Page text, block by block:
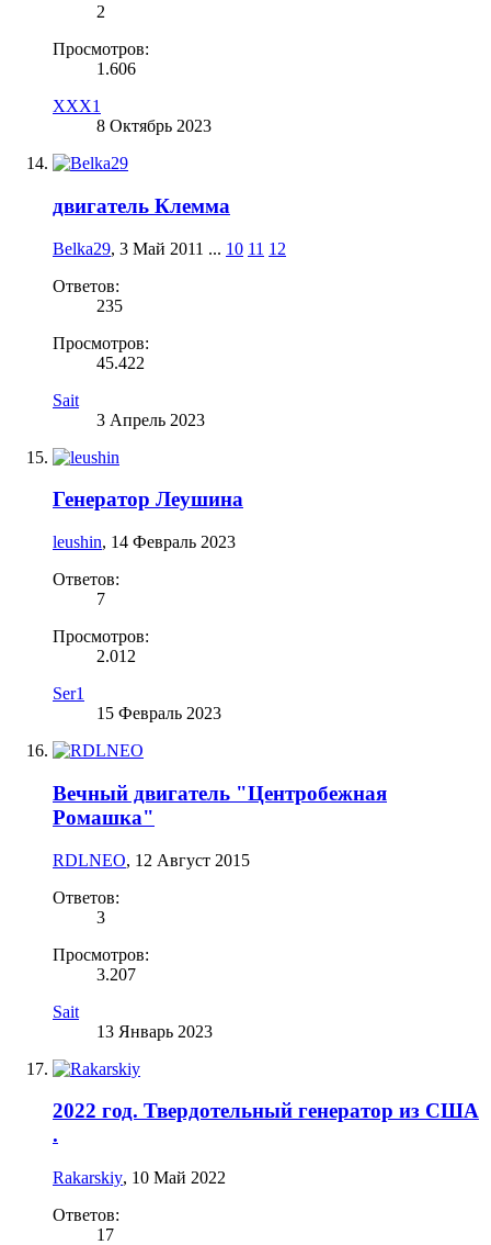
2
Просмотров:
1.606
XXX1
8 Октябрь 2023
двигатель Клемма
Belka29, 3 Май 2011 ... 10 11 12
Ответов:
235
Просмотров:
45.422
Sait
3 Апрель 2023
Генератор Леушина
leushin, 14 Февраль 2023
Ответов:
7
Просмотров:
2.012
Ser1
15 Февраль 2023
Вечный двигатель "Центробежная
Ромашка"
RDLNEO, 12 Август 2015
Ответов:
3
Просмотров:
3.207
Sait
13 Январь 2023
2022 год. Твердотельный генератор из США
.
Rakarskiy, 10 Май 2022
Ответов:
17